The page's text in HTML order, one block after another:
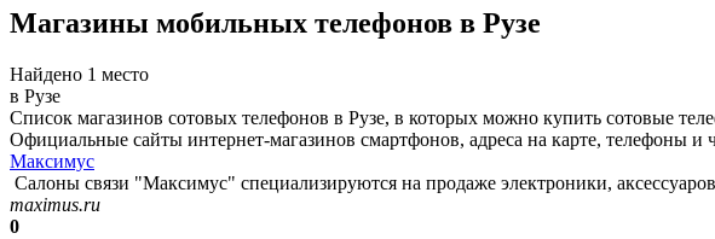
Магазины мобильных телефонов в Рузе
Найдено 1 место
в Рузе
Список магазинов сотовых телефонов в Рузе, в которых можно купить сотовые
Официальные сайты интернет-магазинов смартфонов, адреса на карте, телефоны
Максимус
Салоны связи "Максимус" специализируются на продаже электроники,
maximus.ru
0